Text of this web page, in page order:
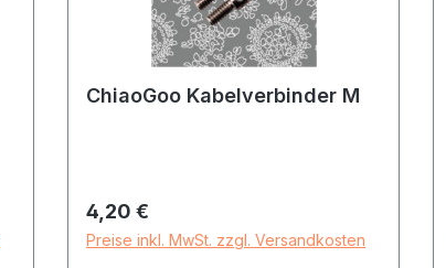
ChiaoGoo Kabelverbinder M
Regulärer Preis:
4,20 €
Preise inkl. MwSt. zzgl. Versandkosten